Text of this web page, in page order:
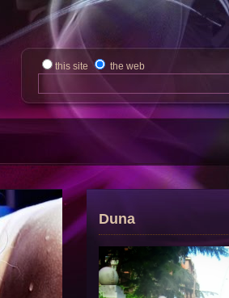
this site the web
Duna